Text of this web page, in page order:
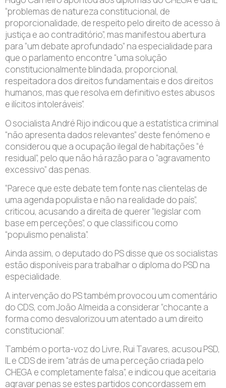
“problemas de natureza constitucional, de
proporcionalidade, de respeito pelo direito de acesso à
justiça e ao contraditório”, mas manifestou abertura
para “um debate aprofundado” na especialidade para
que o parlamento encontre “uma solução
constitucionalmente blindada, proporcional,
respeitadora dos direitos fundamentais e dos direitos
humanos, mas que resolva em definitivo estes abusos
e ilícitos intoleráveis”.
O socialista André Rijo indicou que a estatística criminal
“não apresenta dados relevantes” deste fenómeno e
considerou que a ocupação ilegal de habitações “é
residual”, pelo que não há razão para o “agravamento
excessivo” das penas.
“Parece que este debate tem fonte nas clientelas de
uma agenda populista e não na realidade do país”,
criticou, acusando a direita de querer “legislar com
base em perceções”, o que classificou como
“populismo penalista”.
Ainda assim, o deputado do PS disse que os socialistas
estão disponíveis para trabalhar o diploma do PSD na
especialidade.
A intervenção do PS também provocou um comentário
do CDS, com João Almeida a considerar “chocante a
forma como desvalorizou um atentado a um direito
constitucional”.
Também o porta-voz do Livre, Rui Tavares, acusou PSD,
IL e CDS de irem “atrás de uma perceção criada pelo
CHEGA e completamente falsa”, e indicou que aceitaria
agravar penas se estes partidos concordassem em